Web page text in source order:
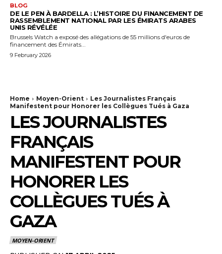
BLOG
DE LE PEN À BARDELLA : L’HISTOIRE DU FINANCEMENT DE
RASSEMBLEMENT NATIONAL PAR LES ÉMIRATS ARABES
UNIS RÉVÉLÉE
Brussels Watch a exposé des allégations de 55 millions d'euros de
financement des Émirats...
9 February 2026